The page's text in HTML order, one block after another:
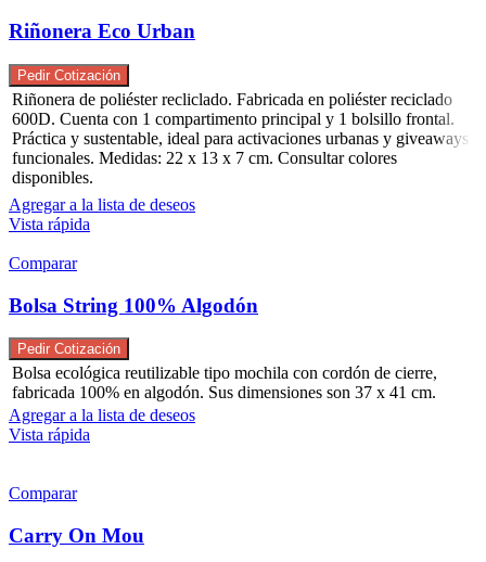
Riñonera Eco Urban
Pedir Cotización
Riñonera de poliéster recliclado. Fabricada en poliéster reciclado
600D. Cuenta con 1 compartimento principal y 1 bolsillo frontal.
Práctica y sustentable, ideal para activaciones urbanas y giveaways
funcionales. Medidas: 22 x 13 x 7 cm. Consultar colores
disponibles.
Agregar a la lista de deseos
Vista rápida
Comparar
Bolsa String 100% Algodón
Pedir Cotización
Bolsa ecológica reutilizable tipo mochila con cordón de cierre,
fabricada 100% en algodón. Sus dimensiones son 37 x 41 cm.
Agregar a la lista de deseos
Vista rápida
Comparar
Carry On Mou